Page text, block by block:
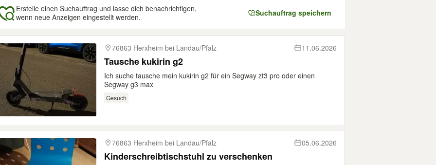
Erstelle einen Suchauftrag und lasse dich benachrichtigen,
wenn neue Anzeigen eingestellt werden.
Suchauftrag speichern
76863 Herxheim bei Landau/Pfalz
11.06.2026
Tausche kukirin g2
Ich suche tausche mein kukirin g2 für ein Segway zt3 pro oder einen
Segway g3 max
Gesuch
76863 Herxheim bei Landau/Pfalz 05.06.2026
Kinderschreibtischstuhl zu verschenken